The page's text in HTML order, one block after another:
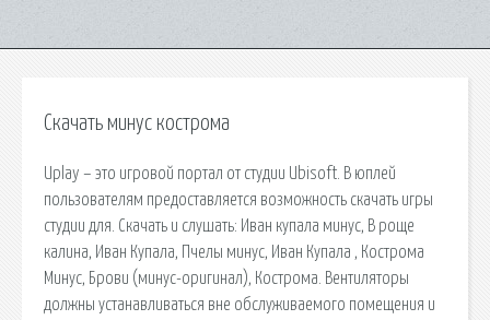
Скачать минус кострома
Uplay – это игровой портал от студии Ubisoft. В юплей
пользователям предоставляется возможность скачать игры
студии для. Скачать и слушать: Иван купала минус, В роще
калина, Иван Купала, Пчелы минус, Иван Купала , Кострома
Минус, Брови (минус-оригинал), Кострома. Вентиляторы
должны устанавливаться вне обслуживаемого помещения и